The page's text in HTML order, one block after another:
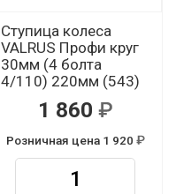
Ступица колеса
VALRUS Профи круг
30мм (4 болта
4/110) 220мм (543)
1 860
Розничная цена 1 920